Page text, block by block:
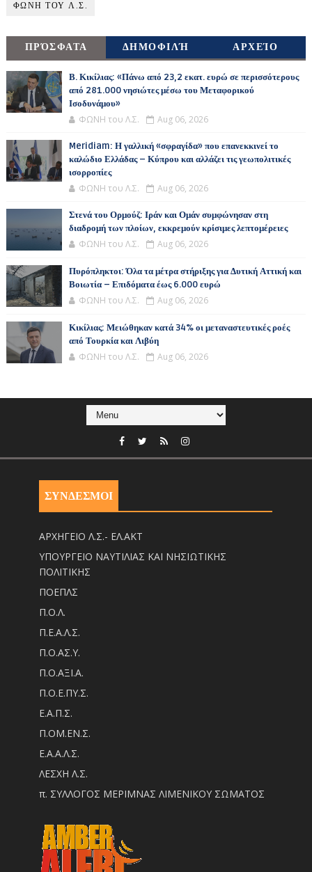
ΦΩΝΗ ΤΟΥ Λ.Σ.
ΠΡΌΣΦΑΤΑ ΔΗΜΟΦΙΛΉ ΑΡΧΕΊΟ
Β. Κικίλιας: «Πάνω από 23,2 εκατ. ευρώ σε περισσότερους
από 281.000 νησιώτες μέσω του Μεταφορικού
Ισοδυνάμου»
ΦΩΝΗ του Λ.Σ. Aug 06, 2026
Meridiam: Η γαλλική «σφραγίδα» που επανεκκινεί το
καλώδιο Ελλάδας – Κύπρου και αλλάζει τις γεωπολιτικές
ισορροπίες
ΦΩΝΗ του Λ.Σ. Aug 06, 2026
Στενά του Ορμούζ: Ιράν και Ομάν συμφώνησαν στη
διαδρομή των πλοίων, εκκρεμούν κρίσιμες λεπτομέρειες
ΦΩΝΗ του Λ.Σ. Aug 06, 2026
Πυρόπληκτοι: Όλα τα μέτρα στήριξης για Δυτική Αττική και
Βοιωτία – Επιδόματα έως 6.000 ευρώ
ΦΩΝΗ του Λ.Σ. Aug 06, 2026
Κικίλιας: Μειώθηκαν κατά 34% οι μεταναστευτικές ροές
από Τουρκία και Λιβύη
ΦΩΝΗ του Λ.Σ. Aug 06, 2026
ΣΥΝΔΕΣΜΟΙ
ΑΡΧΗΓΕΙΟ Λ.Σ.- ΕΛ.ΑΚΤ
ΥΠΟΥΡΓΕΙΟ ΝΑΥΤΙΛΙΑΣ ΚΑΙ ΝΗΣΙΩΤΙΚΗΣ
ΠΟΛΙΤΙΚΗΣ
ΠΟΕΠΛΣ
Π.Ο.Λ.
Π.Ε.Α.Λ.Σ.
Π.Ο.ΑΣ.Υ.
Π.Ο.ΑΞΙ.Α.
Π.Ο.Ε.ΠΥ.Σ.
Ε.Α.Π.Σ.
Π.ΟM.EN.Σ.
Ε.Α.Α.Λ.Σ.
ΛΕΣΧΗ Λ.Σ.
π. ΣΥΛΛΟΓΟΣ ΜΕΡΙΜΝΑΣ ΛΙΜΕΝΙΚΟΥ ΣΩΜΑΤΟΣ